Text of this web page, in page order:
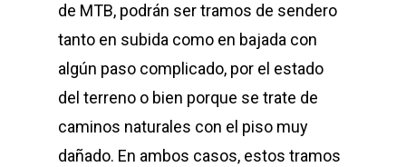
de MTB, podrán ser tramos de sendero
tanto en subida como en bajada con
algún paso complicado, por el estado
del terreno o bien porque se trate de
caminos naturales con el piso muy
dañado. En ambos casos, estos tramos